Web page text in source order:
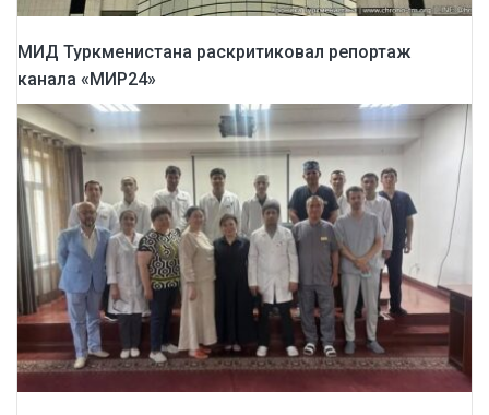
МИД Туркменистана раскритиковал репортаж
канала «МИР24»